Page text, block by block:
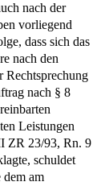
nach der
vorliegend
dass sich das
nach den
Rechtsprechung
nach § 8
Leistungen
ZR 23/93, Rn. 9
schuldet
dem am